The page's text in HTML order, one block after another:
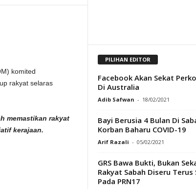
komited
rakyat selaras
memastikan rakyat
kerajaan.
PILIHAN EDITOR
Facebook Akan Sekat
Di Australia
Adib Safwan - 18/02/2021
Bayi Berusia 4 Bulan Di
Korban Baharu COVID-19
Arif Razali - 05/02/2021
GRS Bawa Bukti, Bukan
Rakyat Sabah Diseru Terus
Pada PRN17